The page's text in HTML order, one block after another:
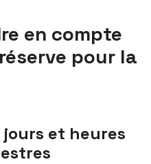
en compte
pour la
et heures